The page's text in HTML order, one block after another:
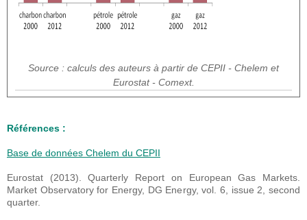
Source : calculs des auteurs à partir de CEPII - Chelem et
Eurostat - Comext.
Références :
Base de données Chelem du CEPII
Eurostat (2013). Quarterly Report on European Gas Markets.
Market Observatory for Energy, DG Energy, vol. 6, issue 2, second
quarter.